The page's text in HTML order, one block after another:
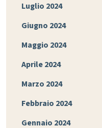
Luglio 2024
Giugno 2024
Maggio 2024
Aprile 2024
Marzo 2024
Febbraio 2024
Gennaio 2024